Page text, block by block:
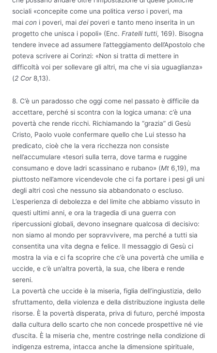
sociali «concepite come una politica verso i poveri, ma
mai con i poveri, mai deipoveri e tanto meno inserita in un
progetto che unisca i popoli» (Enc. Fratelli tutti, 169). Bisogna
tendere invece ad assumere l’atteggiamento dell’Apostolo che
poteva scrivere ai Corinzi: «Non si tratta di mettere in
difficoltà voi per sollevare gli altri, ma che vi sia uguaglianza»
(2 Cor8,13).
8. C’è un paradosso che oggi come nel passato è difficile da
accettare, perché si scontra con la logica umana: c’è una
povertà che rende ricchi. Richiamando la “grazia” di Gesù
Cristo, Paolo vuole confermare quello che Lui stesso ha
predicato, cioè che la vera ricchezza non consiste
nell’accumulare «tesori sulla terra, dove tarma e ruggine
consumano e dove ladri scassinano e rubano» (Mt 6,19), ma
piuttosto nell’amore vicendevole che ci fa portare i pesi gli uni
degli altri così che nessuno sia abbandonato o escluso.
L’esperienza di debolezza e del limite che abbiamo vissuto in
questi ultimi anni, e ora la tragedia di una guerra con
ripercussioni globali, devono insegnare qualcosa di decisivo:
non siamo al mondo per sopravvivere, ma perché a tutti sia
consentita una vita degna e felice. Il messaggio di Gesù ci
mostra la via e ci fa scoprire che c’è una povertà che umilia e
uccide, e c’è un’altra povertà, la sua, che libera e rende
sereni.
La povertà che uccide è la miseria, figlia dell’ingiustizia, dello
sfruttamento, della violenza e della distribuzione ingiusta delle
risorse. È la povertà disperata, priva di futuro, perché imposta
dalla cultura dello scarto che non concede prospettive né vie
d’uscita. È la miseria che, mentre costringe nella condizione di
indigenza estrema, intacca anche la dimensione spirituale,